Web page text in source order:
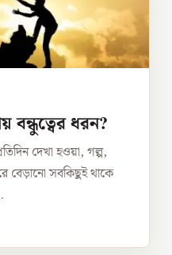
বন্ধুত্বের ধরন?
দেখা হওয়া, গল্প,
বেড়ানো সবকিছুই থাকে